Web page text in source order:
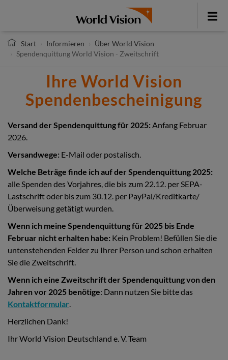
Toggle
Start
Informieren
Über World Vision
Spendenquittung World Vision - Zweitschrift
Ihre World Vision
Spendenbescheinigung
Versand der Spendenquittung für 2025: Anfang Februar
2026.
Versandwege: E-Mail oder postalisch.
Welche Beträge finde ich auf der Spendenquittung 2025:
alle Spenden des Vorjahres, die bis zum 22.12. per SEPA-
Lastschrift oder bis zum 30.12. per PayPal/Kreditkarte/
Überweisung getätigt wurden.
Wenn ich meine Spendenquittung für 2025 bis Ende
Februar nicht erhalten habe: Kein Problem! Befüllen Sie die
untenstehenden Felder zu Ihrer Person und schon erhalten
Sie die Zweitschrift.
Wenn ich eine Zweitschrift der Spendenquittung von den
Jahren vor 2025 benötige: Dann nutzen Sie bitte das
Kontaktformular.
Herzlichen Dank!
Ihr World Vision Deutschland e. V. Team